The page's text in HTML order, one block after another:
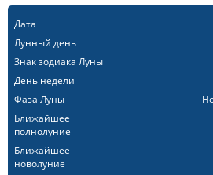
Дата
Лунный день
Знак зодиака Луны
День недели
Фаза Луны
Ближайшее
полнолуние
Ближайшее
новолуние